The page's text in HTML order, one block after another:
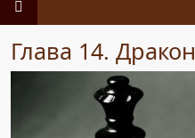
Глава 14. Дракон